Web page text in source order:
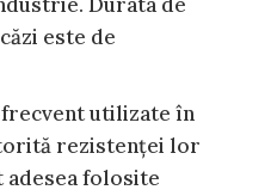
este de
frecvent utilizate în
rezistenței lor
adesea folosite